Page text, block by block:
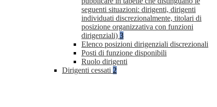
seguenti situazioni: dirigenti, dirigenti
individuati discrezionalmente, titolari di
posizione organizzativa con funzioni
dirigenziali) 3
Elenco posizioni dirigenziali discrezionali
Posti di funzione disponibili
Ruolo dirigenti
Dirigenti cessati 2